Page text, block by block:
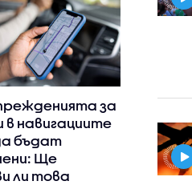
за
в навигациите
бъдат
Ще
ли това